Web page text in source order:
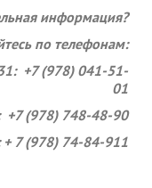
информация?
по телефонам:
+7 (978) 041-51-
01
+7 (978) 748-48-90
+ 7 (978) 74-84-911